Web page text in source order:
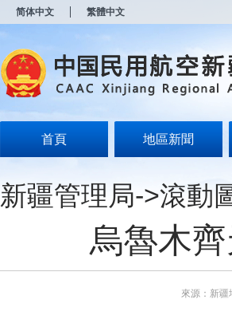
简体中文 繁體中文
首頁 地區新聞
新疆管理局->滾動
烏魯木
來源：新疆
开
无
障
说
Alt
加